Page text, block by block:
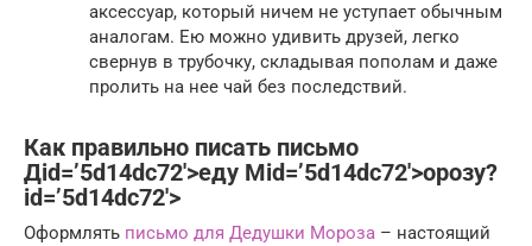
аксессуар, который ничем не уступает обычным
аналогам. Ею можно удивить друзей, легко
свернув в трубочку, складывая пополам и даже
пролить на нее чай без последствий.
Как правильно писать письмо
Дid=’5d14dc72′>еду Мid=’5d14dc72′>орозу?
id=’5d14dc72′>
Оформлять письмо для Дедушки Мороза – настоящий